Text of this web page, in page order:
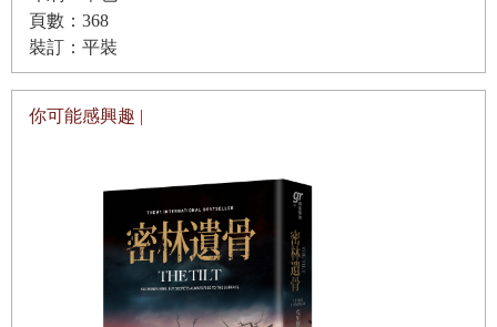
棄親人的念頭，恨不得一輩子不要再有那樣的負擔。
在我曾經工作過的廣西南寧青山醫院，我碰上許多奇奇
怪怪的病人，見證許多荒誕的故事。這麼多年過去了，我依
然會夢到那裡。這或許是因為我在那裡遇到了可以讓我銘記
震撼，畢竟我做夢都沒有想到，X會鬧出這麼恐怖的事情
是的，最後的結局出乎意料，但首先還是讓我們從頭說
頁數：368
裝訂：平裝
你可能感興趣 |